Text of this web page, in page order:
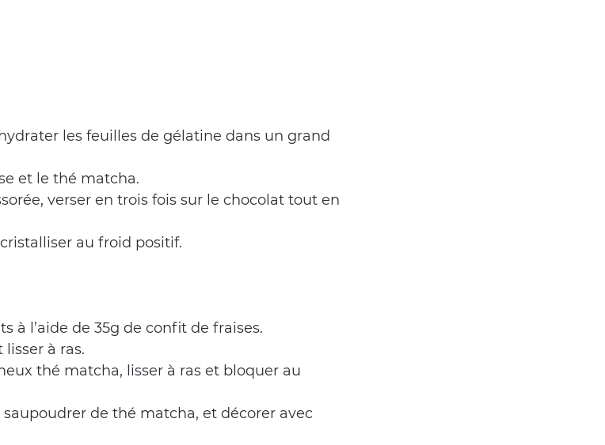
les feuilles de gélatine dans un grand
et le thé matcha.
verser en trois fois sur le chocolat tout en
au froid positif.
à l’aide de 35g de confit de fraises.
à ras.
thé matcha, lisser à ras et bloquer au
de thé matcha, et décorer avec